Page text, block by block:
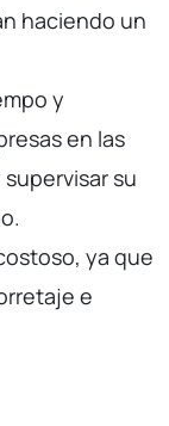
haciendo un
y
en las
su
ya que
e